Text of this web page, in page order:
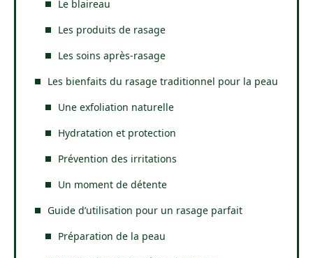
Le blaireau
Les produits de rasage
Les soins après-rasage
Les bienfaits du rasage traditionnel pour la peau
Une exfoliation naturelle
Hydratation et protection
Prévention des irritations
Un moment de détente
Guide d’utilisation pour un rasage parfait
Préparation de la peau